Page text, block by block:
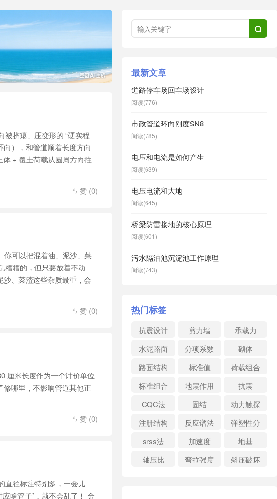
被挤瘪、压变形的 “硬实程
），和管道顺着长度方向
+ 覆土荷载从圆周方向往
 赞 (0)
你可以把混着油、泥沙、菜
糟糟的，但只要放着不动
、菜渣这些杂质最重，会
 赞 (0)
厘米长度作为一个计价单位
修哪里，不影响管道其他正
 赞 (0)
直径标注特别多，一会儿
啥管子”，就不会乱了！ 金

最新文章
道路停车场回车场设计
阅读(776)
市政管道环向刚度SN8
阅读(785)
电压和电流是如何产生
阅读(639)
电压电流和大地
阅读(645)
桥梁防雷接地的核心原理
阅读(601)
污水隔油池沉淀池工作原理
阅读(743)
热门标签
抗震设计 剪力墙
承载力
水泥路面
分项系数
砌体
路面结构
标准值
荷载组合
标准组合
地震作用
抗震
CQC法
固结
动力触探
注册结构
反应谱法
弹塑性分
srss法 加速度
地基
轴压比
弯拉强度 斜压破坏